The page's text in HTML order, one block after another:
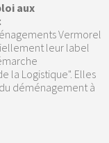
aux
Vermorel
leur label
la Logistique". Elles
déménagement à